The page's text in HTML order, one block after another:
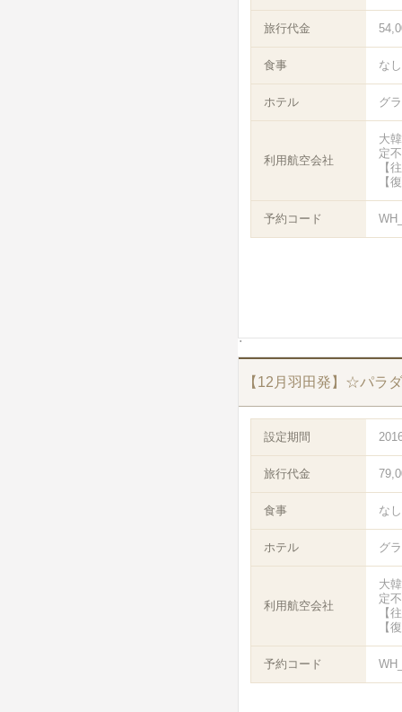
旅行代金
食事 なし
ホテル グ
利用航空会社
大
定
【
【
予約コード
【12月羽田発】☆パラ
設定期間
旅行代金
食事 なし
ホテル グ
利用航空会社
大
定
【
【
予約コード